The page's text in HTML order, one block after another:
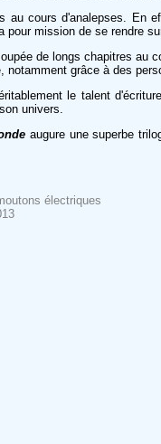
au cours d'analepses. En
pour mission de se rendre
de longs chapitres au
notamment grâce à des
le talent
univers.
augure une superbe
électriques